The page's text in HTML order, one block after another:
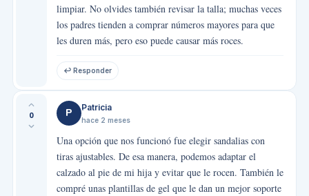
limpiar. No olvides también revisar la talla; muchas veces
los padres tienden a comprar números mayores para que
les duren más, pero eso puede causar más roces.
↩ Responder
0 P Patricia
hace 2 meses
Una opción que nos funcionó fue elegir sandalias con
tiras ajustables. De esa manera, podemos adaptar el
calzado al pie de mi hija y evitar que le rocen. También le
compré unas plantillas de gel que le dan un mejor soporte